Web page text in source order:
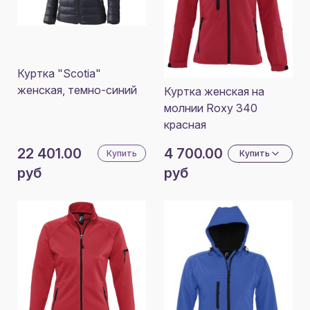
Куртка "Scotia"
женская, темно-синий
22 401.00
руб
Купить
Куртка женская на
молнии Roxy 340
красная
4 700.00
руб
Купить